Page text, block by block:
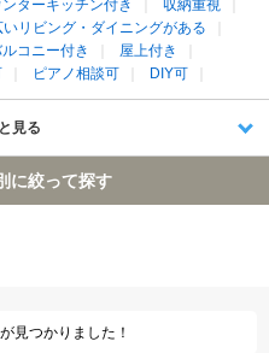
ンターキッチン付き
収納重視
いリビング・ダイニングがある
コニー付き
屋上付き
ピアノ相談可 DIY可
見る
に絞って探す
見つかりました！